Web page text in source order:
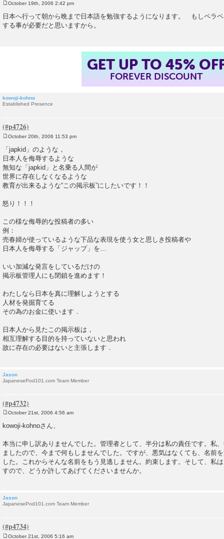
o
s
t
October 19th, 2006 2:42 pm
日本へ行って朝から晩まで日本語を勉強するようになります。 もしペラ
する事が必要だと思いますから。
GET UP TO 45%
FOREVER DISCOUNT
kowoji-kohno
Established Presence
o
s
t
October 20th, 2006 11:53 pm
「japkid」のような，
日本人を侮辱するような
無知な「japkid」と名乗る人間が
世界に存在しなくなるような
教育が出来るような“この掲示板”にしたいです！！
怒り！！！
この様な侮辱的な投稿者の多い
例：
売春婦が使っているような下品な表現を使う女と思しき投稿者や
日本人を侮辱する「ジャップ」を…
いい加減な発言をしているだけの
掲示板管理人にも閉鎖を進めます！
わたしなら日本を真に理解しようとする
人材を発掘育てる
その為のお金に使います．
日本人から見たこの掲示板は，
相互理解する目的を持っていないと思われ
故に存在の必要はないと主張します．
Jason
JapanesePod101.com Team Member
s
October 21st, 2006 4:56 am
kowoji-kohnoさん、
本当に申し訳ありませんでした。管理者として、半分は私の責任です。私
ましたので、今まで何もしませんでした。ですが、悪気はなくても、名前
した。これからそんな名前をもう見逃しません。約束します。そして、私
すので、どうか許してあげてくださいませんか。
Jason
JapanesePod101.com Team Member
October 21st, 2006 5:16 am